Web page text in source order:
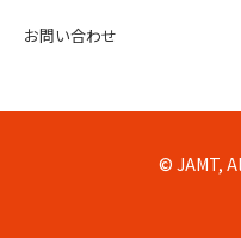
お問い合わせ
© JAMT,